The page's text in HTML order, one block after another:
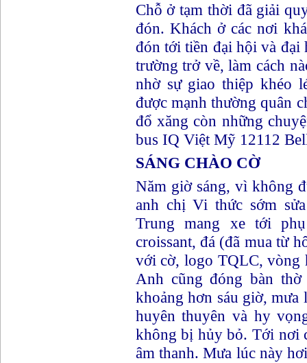
Chỗ ở tạm thời đã giải
đón. Khách ở các nơi
đón tới tiền đại hội và đại
trường trở về, làm cách
nhờ sự giao thiệp khéo
được mạnh thường quân
đổ xăng còn những
bus IQ Việt Mỹ 12112
SÁNG CHÀO CỜ
Năm giờ sáng, vì không
anh chị Vi thức sớm
Trung mang xe tới
croissant, đá (đã mua từ
với cờ, logo TQLC, vòng
Anh cũng đóng bàn
khoảng hơn sáu giờ,
huyên thuyên và hy
không bị hủy bỏ. Tới nơi
âm thanh. Mưa lúc này